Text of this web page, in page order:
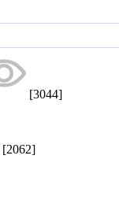
[3044]
[2062]